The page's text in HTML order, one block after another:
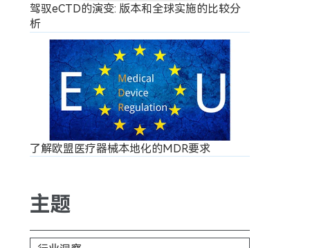
驾驭eCTD的演变: 版本和全球实施的比较分
析
了解欧盟医疗器械本地化的MDR要求
主题